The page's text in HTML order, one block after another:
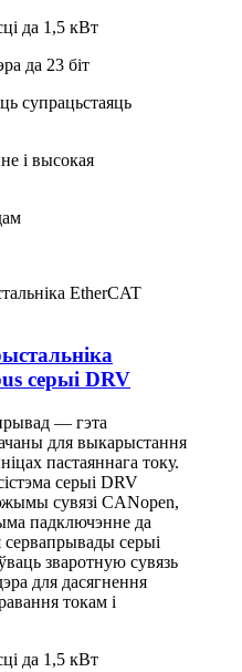
да 1,5 кВт
да 23 біт
супрацьстаяць
і высокая
серыі DRV
— гэта
для выкарыстання
пастаяннага току.
серыі DRV
сувязі CANopen,
падключэнне да
сервапрывады серыі
зваротную сувязь
для дасягнення
токам і
да 1,5 кВт